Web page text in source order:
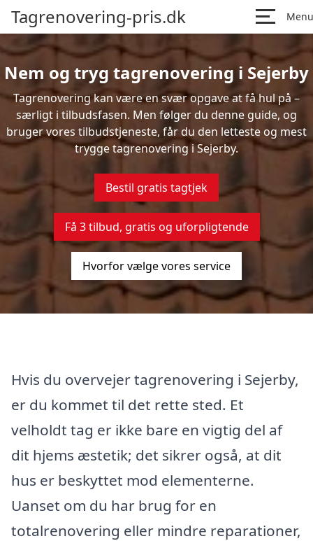
Tagrenovering-pris.dk Menu
Nem og tryg tagrenovering i Sejerby
Tagrenovering kan være en svær opgave at få hul på –
særligt i tilbudsfasen. Men følger du denne guide, og
bruger vores tilbudstjeneste, får du den letteste og mest
trygge tagrenovering i Sejerby.
Bestil gratis tagtjek
Få 3 tilbud, gratis og uforpligtende
Hvorfor vælge vores service
Hvis du overvejer tagrenovering i Sejerby,
er du kommet til det rette sted. Et
velholdt tag er ikke bare en vigtig del af
dit hjems æstetik; det sikrer også, at dit
hus er beskyttet mod elementerne.
Uanset om du har brug for en
totalrenovering eller mindre reparationer,